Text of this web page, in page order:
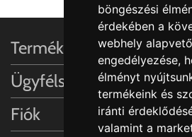
böngészési
érdekében a
webhely
engedélyezése,
élményt
termékeink és
iránti
valamint a
Budapesti szállítások:
1, Budapestre kért szállítás esetén az
helyett időre történő extra szállítás
egyedi áron. A szállítás megbeszélt
szerint 1 órás intervallumon belüli
megjelöléssel kérhető
Termékinformációk
Ügyfélszolgálat
Fiók